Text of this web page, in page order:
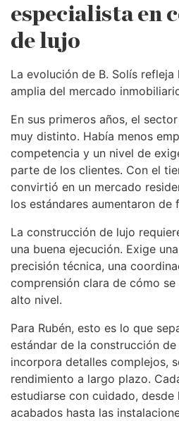
especialista en
de lujo
La evolución de B. Solís
amplia del mercado
En sus primeros años, el
muy distinto. Había menos
competencia y un nivel de
parte de los clientes. Con el
convirtió en un mercado
los estándares aumentaron de
La construcción de lujo
una buena ejecución. Exige
precisión técnica, una
comprensión clara de cómo
alto nivel.
Para Rubén, esto es lo que
estándar de la construcción
incorpora detalles complejos,
rendimiento a largo plazo.
estudiarse con cuidado,
acabados hasta las